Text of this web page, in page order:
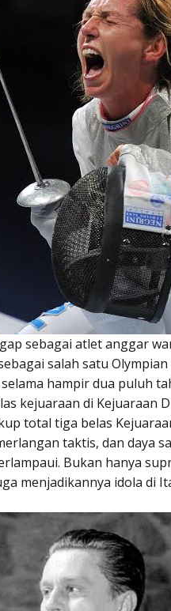
sebagai atlet anggar
salah satu
hampir dua puluh
kejuaraan di Kejuaraan
total tiga belas
taktis, dan daya
Bukan hanya
menjadikannya idola di